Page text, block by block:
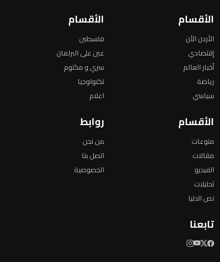
الأقسام
الأردن الأن
إقتصادي
أخبار العالم
رياضة
سياسي
الأقسام
فلسطين
عين على البرلمان
سري و مكتوم
تكنولوجيا
اعلام
الأقسام
منوعات
مقالات
الفيديو
تحليلات
نص الدنيا
روابط
من نحن
اتصل بنا
الخصوصية
تابعنا